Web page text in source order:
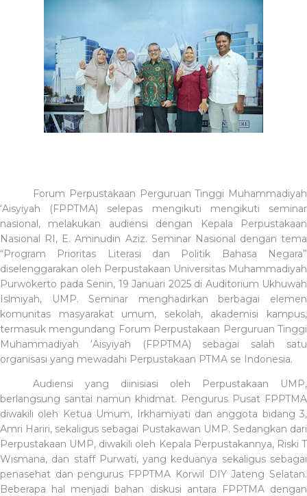
Forum Perpustakaan Perguruan Tinggi Muhammadiyah
‘Aisyiyah (FPPTMA) selepas mengikuti mengikuti seminar
nasional, melakukan audiensi dengan Kepala Perpustakaan
Nasional RI, E. Aminudin Aziz. Seminar Nasional dengan tema
“Program Prioritas Literasi dan Politik Bahasa Negara”
diselenggarakan oleh Perpustakaan Universitas Muhammadiyah
Purwokerto pada Senin, 19 Januari 2025 di Auditorium Ukhuwah
Islmiyah, UMP. Seminar menghadirkan berbagai elemen
komunitas masyarakat umum, sekolah, akademisi kampus,
termasuk mengundang Forum Perpustakaan Perguruan Tinggi
Muhammadiyah ‘Aisyiyah (FPPTMA) sebagai salah satu
organisasi yang mewadahi Perpustakaan PTMA se Indonesia.
Audiensi yang diinisiasi oleh Perpustakaan UMP,
berlangsung santai namun khidmat. Pengurus Pusat FPPTMA
diwakili oleh Ketua Umum, Irkhamiyati dan anggota bidang 3,
Amri Hariri, sekaligus sebagai Pustakawan UMP. Sedangkan dari
Perpustakaan UMP, diwakili oleh Kepala Perpustakannya, Riski T
Wismana, dan staff Purwati, yang keduanya sekaligus sebagai
penasehat dan pengurus FPPTMA Korwil DIY Jateng Selatan.
Beberapa hal menjadi bahan diskusi antara FPPTMA dengan